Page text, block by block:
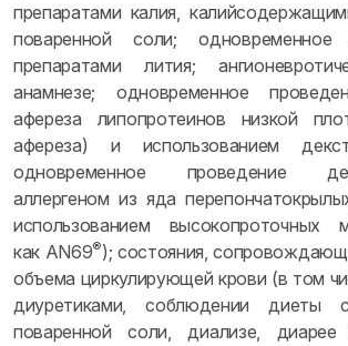
препаратами калия,
поваренной соли;
препаратами лития;
анамнезе; одновременное
афереза липопротеинов низкой
афереза) и использованием
одновременное проведение
аллергеном из яда
использованием высокопроточных
как AN69®); состояния,
объема циркулирующей крови (в том
диуретиками, соблюдении диеты с
поваренной соли, диализе,